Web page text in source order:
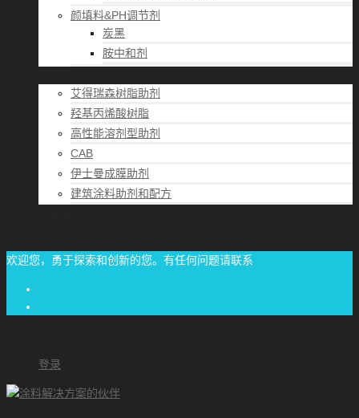
颜填料&PH调节剂
炭黑
胺中和剂
艾得瑞森树脂助剂
羟基丙烯酸树脂
高性能溶剂型助剂
CAB
伊士曼成膜助剂
建筑涂料助剂和配方
欢迎您，勇于探索和创新的您。有任何问题请联系
登录